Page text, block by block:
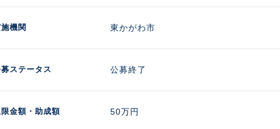
機関 東かがわ市
ステータス 公募終了
金額 ・助成額 50万円